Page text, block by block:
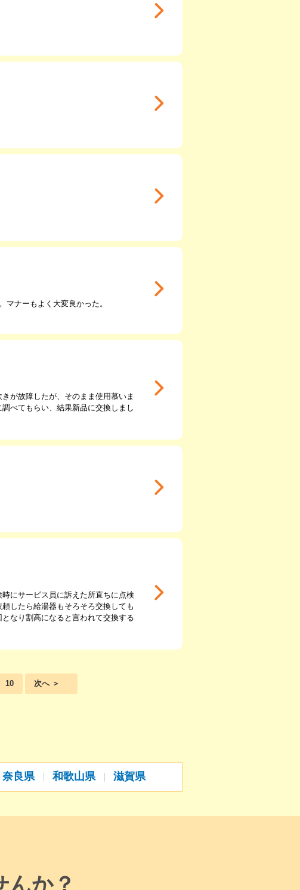
ナーもよく大変良かった。
が故障したが、そのまま使用慕いま
べてもらい、結果新品に交換しまし
にサービス員に訴えた所直ちに点検
したら給湯器もそろそろ交換しても
なり割高になると言われて交換する
10 次へ ＞
奈良県 和歌山県 滋賀県
か？